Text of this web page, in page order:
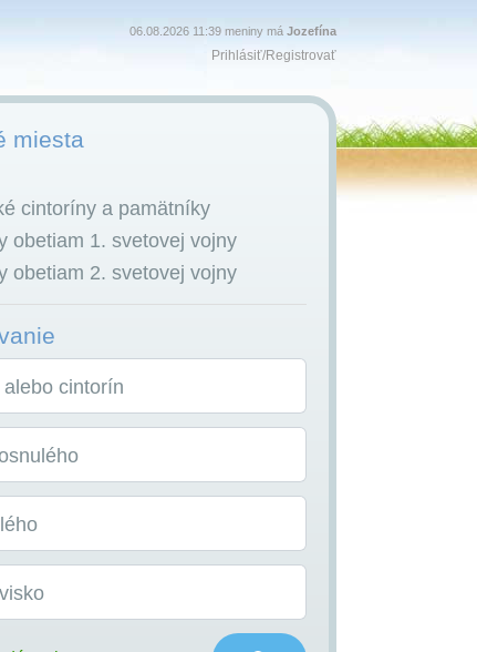
06.08.2026 11:39 meniny má Jozefína
Prihlásiť/Registrovať
miesta
cintoríny a pamätníky
obetiam 1. svetovej vojny
obetiam 2. svetovej vojny
cintorín